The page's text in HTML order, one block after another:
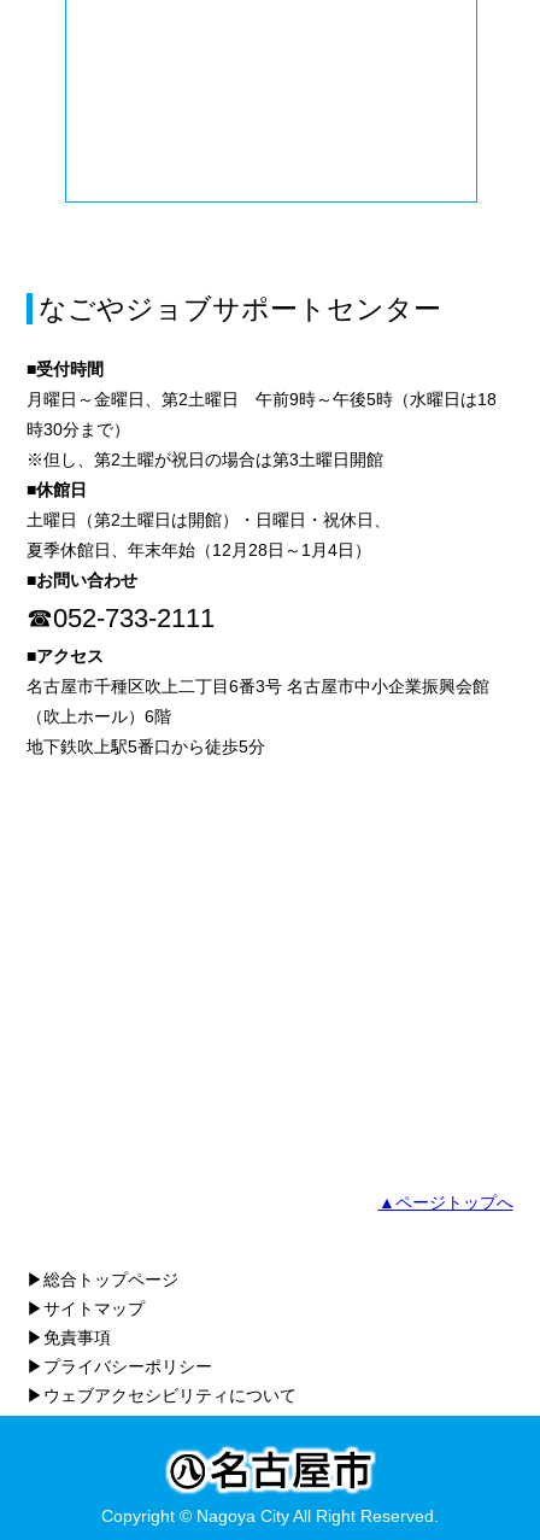
なごやジョブサポートセンター
■受付時間
月曜日～金曜日、第2土曜日 午前9時～午後5時（水曜日は18
時30分まで）
※但し、第2土曜が祝日の場合は第3土曜日開館
■休館日
土曜日（第2土曜日は開館）・日曜日・祝休日、
夏季休館日、年末年始（12月28日～1月4日）
■お問い合わせ
☎052-733-2111
■アクセス
名古屋市千種区吹上二丁目6番3号 名古屋市中小企業振興会館
（吹上ホール）6階
地下鉄吹上駅5番口から徒歩5分
▲ページトップへ
▶総合トップページ
▶サイトマップ
▶免責事項
▶プライバシーポリシー
▶ウェブアクセシビリティについて
Copyright © Nagoya City All Right Reserved.